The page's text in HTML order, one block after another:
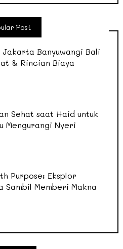
Post
Banyuwangi Bali
& Rincian Biaya
Sehat saat Haid untuk
Mengurangi Nyeri
Purpose: Eksplor
Sambil Memberi Makna